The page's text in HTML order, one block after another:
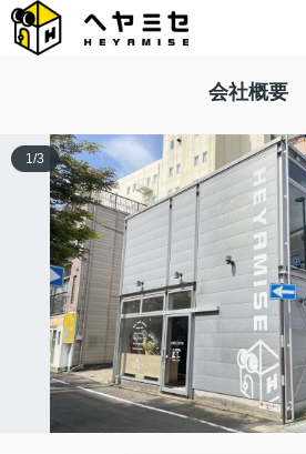
会社概要
1/3